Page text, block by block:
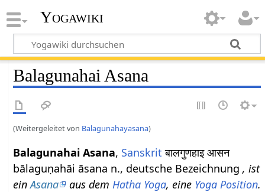
Yogawiki
Balagunahai Asana
(Weitergeleitet von Balagunahayasana)
Balagunahai Asana, Sanskrit बालगुणहाइ आसन
bālaguṇahāi āsana n., deutsche Bezeichnung, ist
einAsana aus demHatha Yoga, eine Yoga Position.